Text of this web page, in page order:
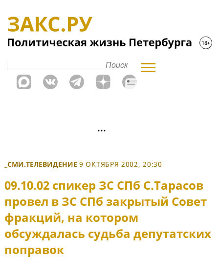
_СМИ.ТЕЛЕВИДЕНИЕ 9 ОКТЯБРЯ 2002, 20:30
09.10.02 спикер ЗС СПб С.Тарасов
провел в ЗС СПб закрытый Совет
фракций, на котором
обсуждалась судьба депутатских
поправок